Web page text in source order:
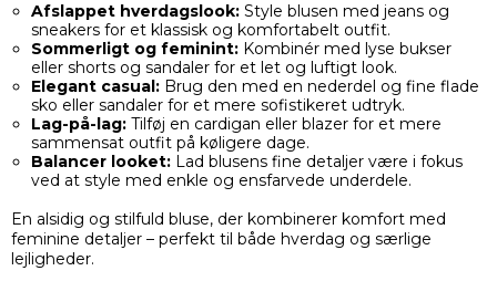
Afslappet hverdagslook:Style blusen med jeans og
sneakers for et klassisk og komfortabelt outfit.
Sommerligt og feminint:Kombinér med lyse bukser
eller shorts og sandaler for et let og luftigt look.
Elegant casual:Brug den med en nederdel og fine flade
sko eller sandaler for et mere sofistikeret udtryk.
Lag-på-lag:Tilføj en cardigan eller blazer for et mere
sammensat outfit på køligere dage.
Balancer looket:Lad blusens fine detaljer være i fokus
ved at style med enkle og ensfarvede underdele.
En alsidig og stilfuld bluse, der kombinerer komfort med
feminine detaljer – perfekt til både hverdag og særlige
lejligheder.